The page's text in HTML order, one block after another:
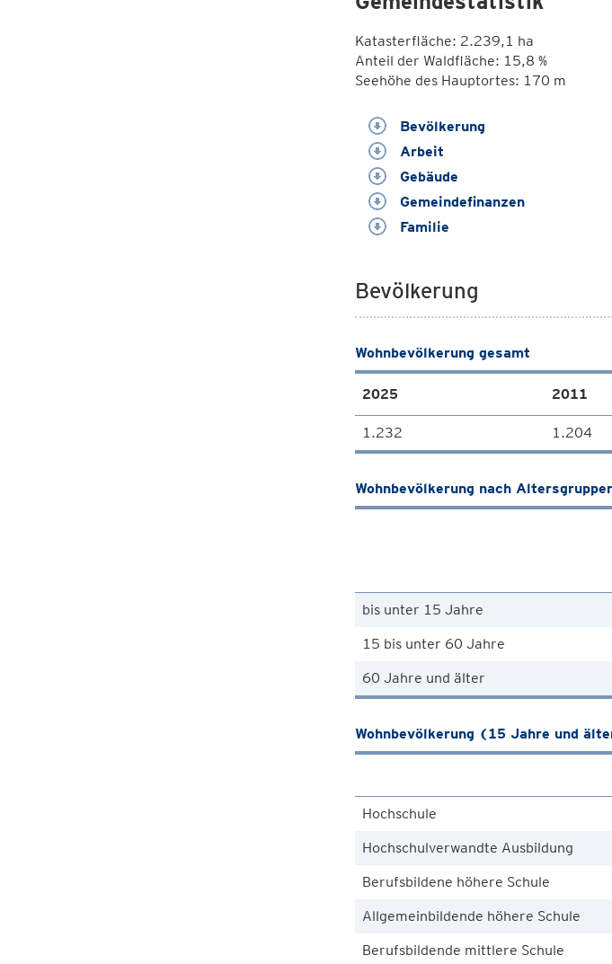
Katasterfläche: 2.239,1 ha
Anteil der Waldfläche: 15,8 %
Seehöhe des Hauptortes: 170 m
Bevölkerung
Arbeit
Gebäude
Gemeindefinanzen
Familie
Bevölkerung
Wohnbevölkerung gesamt
2025 2011
1.232 1.204
Wohnbevölkerung nach
bis unter 15 Jahre
15 bis unter 60 Jahre
60 Jahre und älter
Wohnbevölkerung (15 Jahre und
Hochschule
Hochschulverwandte Ausbildung
Berufsbildene höhere Schule
Allgemeinbildende höhere Schule
Berufsbildende mittlere Schule